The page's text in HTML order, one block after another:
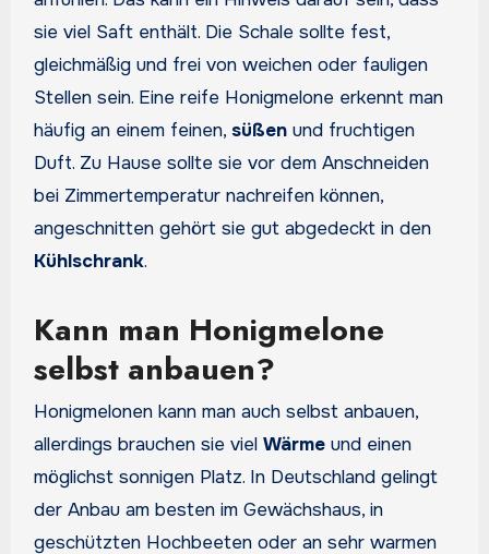
sie viel Saft enthält. Die Schale sollte fest,
gleichmäßig und frei von weichen oder fauligen
Stellen sein. Eine reife Honigmelone erkennt man
häufig an einem feinen, süßenund fruchtigen
Duft. Zu Hause sollte sie vor dem Anschneiden
bei Zimmertemperatur nachreifen können,
angeschnitten gehört sie gut abgedeckt in den
Kühlschrank.
Kann man Honigmelone
selbst anbauen?
Honigmelonen kann man auch selbst anbauen,
allerdings brauchen sie viel Wärmeund einen
möglichst sonnigen Platz. In Deutschland gelingt
der Anbau am besten im Gewächshaus, in
geschützten Hochbeeten oder an sehr warmen